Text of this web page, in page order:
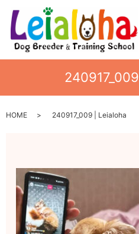
HOME 240917_009 | Leialoha